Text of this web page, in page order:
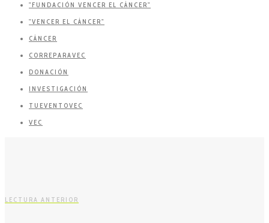
"FUNDACIÓN VENCER EL CÁNCER"
"VENCER EL CÁNCER"
CÁNCER
CORREPARAVEC
DONACIÓN
INVESTIGACIÓN
TUEVENTOVEC
VEC
LECTURA ANTERIOR